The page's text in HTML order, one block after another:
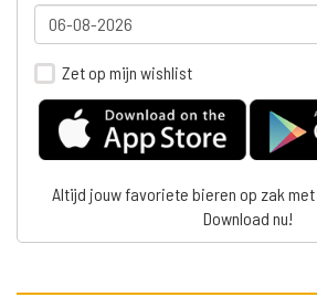
Zet op mijn wishlist
Altijd jouw favoriete bieren op zak met
Download nu!